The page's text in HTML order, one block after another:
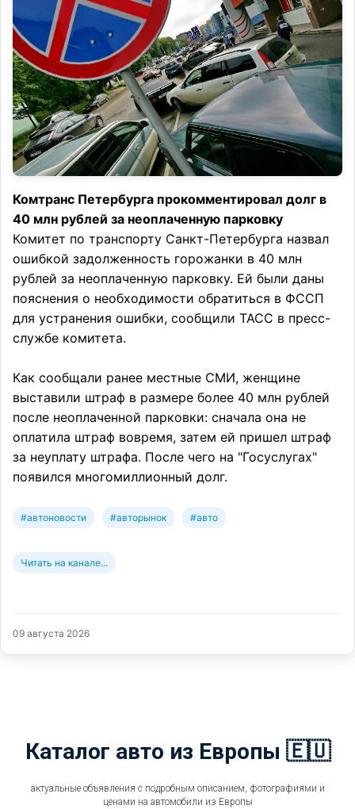
Комтранс Петербурга прокомментировал долг в
40 млн рублей за неоплаченную парковку
Комитет по транспорту Санкт-Петербурга назвал
ошибкой задолженность горожанки в 40 млн
рублей за неоплаченную парковку. Ей были даны
пояснения о необходимости обратиться в ФССП
для устранения ошибки, сообщили ТАСС в пресс-
службе комитета.
Как сообщали ранее местные СМИ, женщине
выставили штраф в размере более 40 млн рублей
после неоплаченной парковки: сначала она не
оплатила штраф вовремя, затем ей пришел штраф
за неуплату штрафа. После чего на "Госуслугах"
появился многомиллионный долг.
#автоновости #авторынок #авто
Читать на канале...
09 августа 2026
Каталог авто из Европы 🇪🇺
актуальные объявления с подробным описанием, фотографиями и
ценами на автомобили из Европы